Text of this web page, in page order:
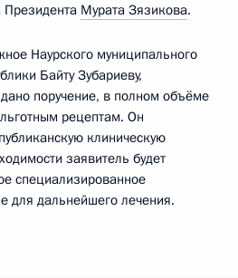
Президента Мурата Зязикова.
Наурского муниципального
Байту Зубариеву,
поручение, в полном объёме
рецептам. Он
клиническую
заявитель будет
специализированное
для дальнейшего лечения.